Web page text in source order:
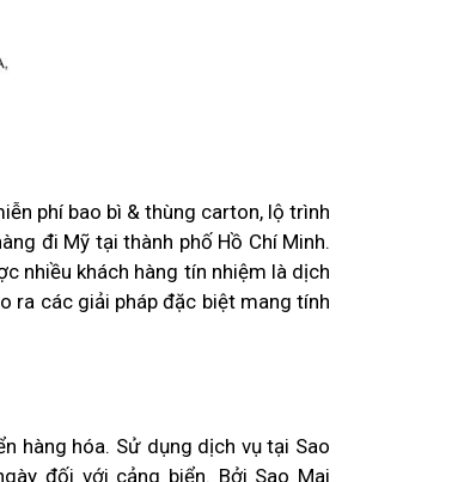
phí bao bì & thùng carton, lộ trình
đi Mỹ tại thành phố Hồ Chí Minh.
nhiều khách hàng tín nhiệm là dịch
ra các giải pháp đặc biệt mang tính
hàng hóa. Sử dụng dịch vụ tại Sao
đối với cảng biển. Bởi Sao Mai